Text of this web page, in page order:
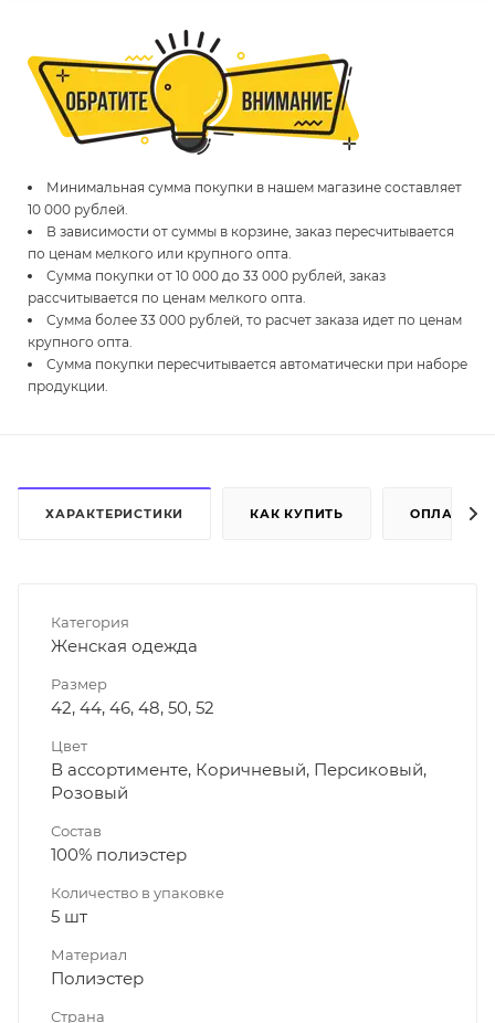
Минимальная сумма покупки в нашем магазине составляет
10 000 рублей.
В зависимости от суммы в корзине, заказ пересчитывается
по ценам мелкого или крупного опта.
Сумма покупки от 10 000 до 33 000 рублей, заказ
рассчитывается по ценам мелкого опта.
Сумма более 33 000 рублей, то расчет заказа идет по ценам
крупного опта.
Сумма покупки пересчитывается автоматически при наборе
продукции.
ХАРАКТЕРИСТИКИ КАК КУПИТЬ ОПЛАТА
Категория
Женская одежда
Размер
42, 44, 46, 48, 50, 52
Цвет
В ассортименте, Коричневый, Персиковый,
Розовый
Состав
100% полиэстер
Количество в упаковке
5 шт
Материал
Полиэстер
Страна